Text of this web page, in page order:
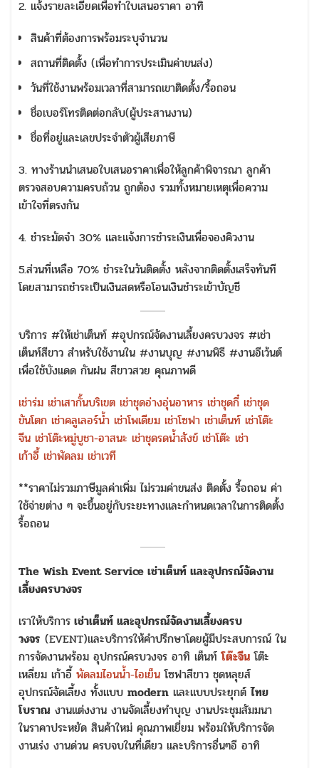
2. แจ้งรายละเอียดเพื่อทำใบเสนอราคา อาทิ
สินค้าที่ต้องการพร้อมระบุจำนวน
สถานที่ติดตั้ง (เพื่อทำการประเมินค่าขนส่ง)
วันที่ใช้งานพร้อมเวลาที่สามารถเขาติดตั้ง/รื้อถอน
ชื่อเบอร์โทรติดต่อกลับ(ผู้ประสานงาน)
ชื่อที่อยู่และเลขประจำตัวผู้เสียภาษี
3. ทางร้านนำเสนอใบเสนอราคาเพื่อให้ลูกค้าพิจารณา ลูกค้า
ตรวจสอบความครบถ้วน ถูกต้อง รวมทั้งหมายเหตุเพื่อความ
เข้าใจที่ตรงกัน
4. ชำระมัดจำ 30% และแจ้งการชำระเงินเพื่อจองคิวงาน
5.ส่วนที่เหลือ 70% ชำระในวันติดตั้ง หลังจากติดตั้งเสร็จทันที
โดยสามารถชำระเป็นเงินสดหรือโอนเงินชำระเข้าบัญชี
บริการ #ให้เช่าเต็นท์ #อุปกรณ์จัดงานเลี้ยงครบวงจร #เช่า
เต็นท์สีขาว สำหรับใช้งานใน #งานบุญ #งานพิธี #งานอีเว้นต์
เพื่อใช้บังแดด กันฝน สีขาวสวย คุณภาพดี
เช่าร่ม เช่าเสากั้นบริเขต เช่าชุดอ่างอุ่นอาหาร เช่าชุดกี๋ เช่าชุด
ขันโตก เช่าคลูเลอร์น้ำ เช่าโพเดียม เช่าโซฟา เช่าเต็นท์ เช่าโต๊ะ
จีน เช่าโต๊ะหมู่บูชา-อาสนะ เช่าชุดรดน้ำสังข์ เช่าโต๊ะ เช่า
เก้าอี้ เช่าพัดลม เช่าเวที
**ราคาไม่รวมภาษีมูลค่าเพิ่ม ไม่รวมค่าขนส่ง ติดตั้ง รื้อถอน ค่า
ใช้จ่ายต่าง ๆ จะขึ้นอยู่กับระยะทางและกำหนดเวลาในการติดตั้ง
รื้อถอน
The Wish Event Service เช่าเต็นท์ และอุปกรณ์จัดงาน
เลี้ยงครบวงจร
เราให้บริการ เช่าเต็นท์ และอุปกรณ์จัดงานเลี้ยงครบ
วงจร (EVENT)และบริการให้คำปรึกษาโดยผู้มีประสบการณ์ ใน
การจัดงานพร้อม อุปกรณ์ครบวงจร อาทิ เต็นท์โต๊ะจีน โต๊ะ
เหลี่ยม เก้าอี้ พัดลมไอนน้ำ-ไอเย็น โซฟาสีขาว ชุดหลุยส์
อุปกรณ์จัดเลี้ยง ทั้งแบบ modern และแบบประยุกต์ไทย
โบราณ งานแต่งงาน งานจัดเลี้ยงทำบุญ งานประชุมสัมมนา
ในราคาประหยัด สินค้าใหม่ คุณภาพเยี่ยม พร้อมให้บริการจัด
งานเร่ง งานด่วน ครบจบในที่เดียว และบริการอื่นๆอี อาทิ